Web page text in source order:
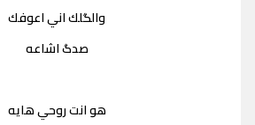
والگلك اني اعوفك
صدگ اشاعه
هو انت روحي هايه